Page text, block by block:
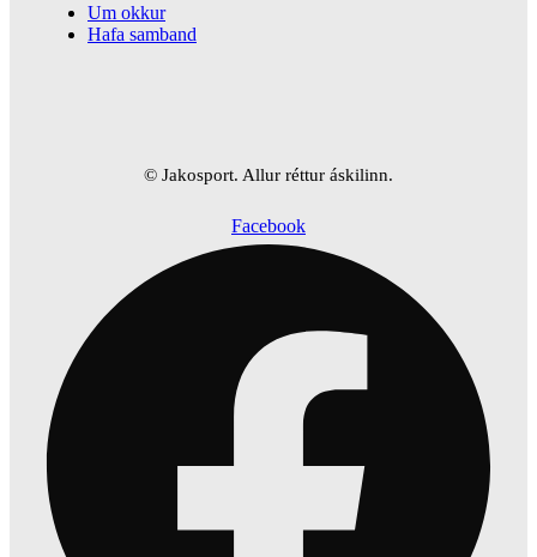
Um okkur
Hafa samband
© Jakosport. Allur réttur áskilinn.
Facebook